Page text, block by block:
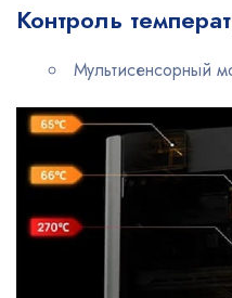
Контроль
Мультисенсорный